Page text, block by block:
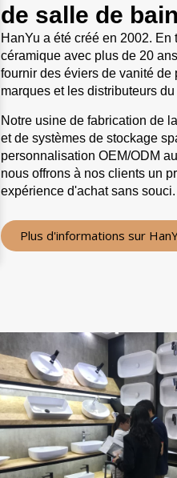
de salle de
HanYu a été créé en 2002.
céramique avec plus de 20
fournir des éviers de vanité
marques et les distributeurs
Notre usine de fabrication de
et de systèmes de stockage
personnalisation OEM/ODM
nous offrons à nos clients un
expérience d'achat sans souci.
Plus d'informations sur